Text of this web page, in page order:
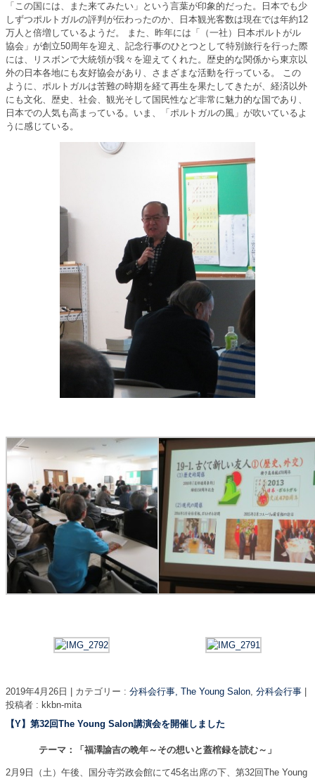
「この国には、また来てみたい」という言葉が印象的だった。日本でも少
しずつポルトガルの評判が伝わったのか、日本観光客数は現在では年約12
万人と倍増しているようだ。 また、昨年には「（一社）日本ポルトがル
協会」が創立50周年を迎え、記念行事のひとつとして特別旅行を行った際
には、リスボンで大統領が我々を迎えてくれた。歴史的な関係から東京以
外の日本各地にも友好協会があり、さまざまな活動を行っている。 この
ように、ポルトガルは苦難の時期を経て再生を果たしてきたが、経済以外
にも文化、歴史、社会、観光そして国民性など非常に魅力的な国であり、
日本での人気も高まっている。いま、「ポルトガルの風」が吹いているよ
うに感じている。
2019年4月26日 | カテゴリー : 分科会行事, The Young Salon 分科会行事 |
投稿者 : kkbn-mita
【Y】第32回The Young Salon講演会を開催しました
テーマ：「福澤諭吉の晩年～その想いと蓋棺録を読む～」
2月9日（土）午後、国分寺労政会館にて45名出席の下、第32回The Young